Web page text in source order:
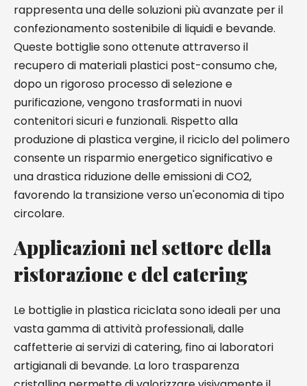
rappresenta una delle soluzioni più avanzate per il
confezionamento sostenibile di liquidi e bevande.
Queste bottiglie sono ottenute attraverso il
recupero di materiali plastici post-consumo che,
dopo un rigoroso processo di selezione e
purificazione, vengono trasformati in nuovi
contenitori sicuri e funzionali. Rispetto alla
produzione di plastica vergine, il riciclo del polimero
consente un risparmio energetico significativo e
una drastica riduzione delle emissioni di CO2,
favorendo la transizione verso un'economia di tipo
circolare.
Applicazioni nel settore della
ristorazione e del catering
Le bottiglie in plastica riciclata sono ideali per una
vasta gamma di attività professionali, dalle
caffetterie ai servizi di catering, fino ai laboratori
artigianali di bevande. La loro trasparenza